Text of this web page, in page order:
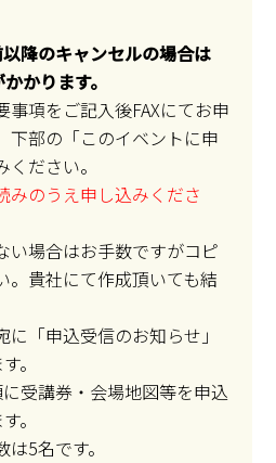
降のキャンセルの場合は
かります。
項をご記入後FAXにてお申
下部の「このイベントに申
ださい。
みのうえ申し込みくださ
い場合はお手数ですがコピ
。貴社にて作成頂いても結
に「申込受信のお知らせ」
。
受講券・会場地図等を申込
。
5名です。